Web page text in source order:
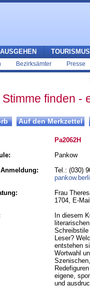
Bezirksämter Presse
TOURISMUS
finden -
Pa2062H
Pankow
Tel.: (030)
Frau
1704, E-
In diesem
Leser?
entstehen
Wortwahl
eigene,
und